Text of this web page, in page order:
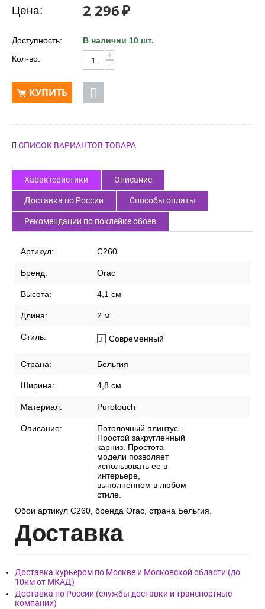
Цена: 2 296₽
Доступность:
В наличии 10 шт.
Кол-во:
+
−
КУПИТЬ
СПИСОК ВАРИАНТОВ ТОВАРА
Характеристики Описание
Доставка по России Способы оплаты
Рекомендации по поклейке обоев
Артикул: C260
Бренд: Orac
Высота: 4,1 см
Длина: 2 м
Стиль: Современный
Страна: Бельгия
Ширина: 4,8 см
Материал: Purotouch
Описание:
Потолочный плинтус -
Простой закругленный
карниз. Простота
модели позволяет
использовать ее в
интерьере,
выполненном в любом
стиле.
Обои артикул C260, бренда Orac, страна Бельгия.
Доставка
Доставка курьером по Москве и Московской области (до
10км от МКАД)
Доставка по России (службы доставки и транспортные
компании)